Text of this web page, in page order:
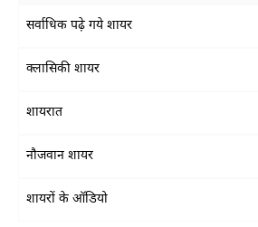
सर्वाधिक पढ़े गये शायर
क्लासिकी शायर
शायरात
नौजवान शायर
शायरों के ऑडियो